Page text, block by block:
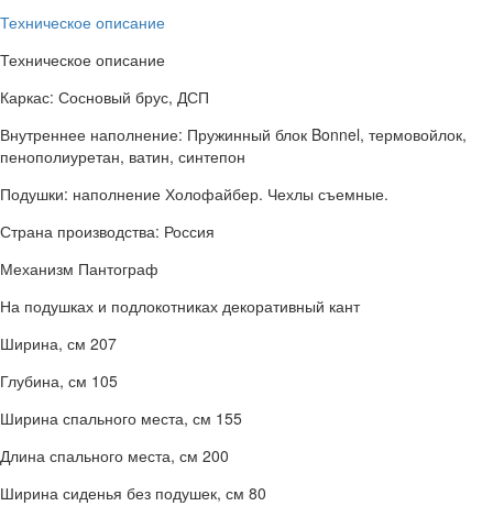
Техническое описание
Техническое описание
Каркас: Сосновый брус, ДСП
Внутреннее наполнение: Пружинный блок Bonnel, термовойлок,
пенополиуретан, ватин, синтепон
Подушки: наполнение Холофайбер. Чехлы съемные.
Страна производства: Россия
Механизм Пантограф
На подушках и подлокотниках декоративный кант
Ширина, см 207
Глубина, см 105
Ширина спального места, см 155
Длина спального места, см 200
Ширина сиденья без подушек, см 80